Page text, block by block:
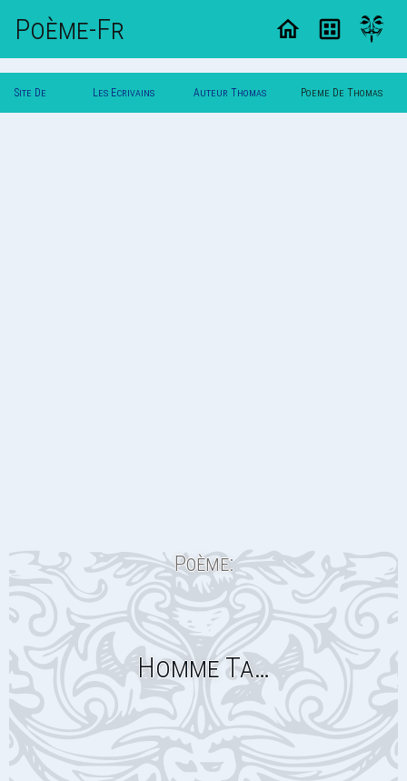
Poème-Fr
Site De Les Ecrivains Auteur Thomas Poeme De Thomas
Poème:
Homme Ta…